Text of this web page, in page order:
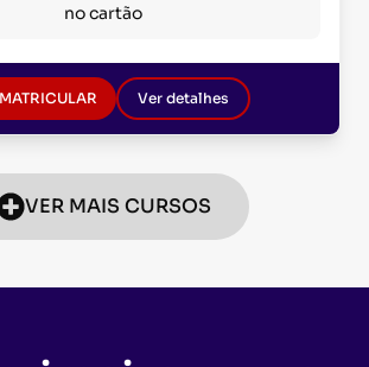
no cartão
MATRICULAR Ver detalhes
VER MAIS CURSOS